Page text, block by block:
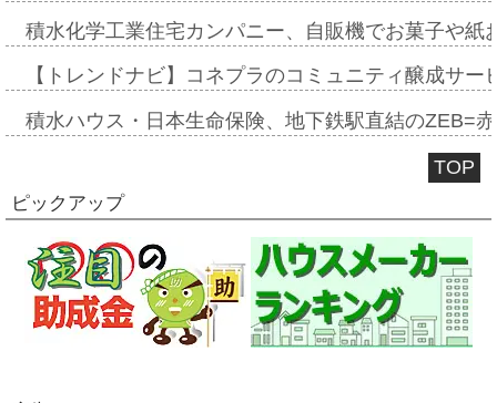
積水化学工業住宅カンパニー、自販機でお菓子や
【トレンドナビ】コネプラのコミュニティ醸成サ
積水ハウス・日本生命保険、地下鉄駅直結のZEB=
TOP
ピックアップ